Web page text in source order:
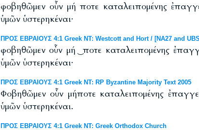
φοβηθῶμεν οὖν μή ποτε καταλειπομένης
ὑμῶν ὑστερηκέναι·
ΠΡΟΣ ΕΒΡΑΙΟΥΣ 4:1 Greek NT: Westcott and Hort / [NA27 and
φοβηθῶμεν οὖν μή ͜ ποτε καταλειπομένης
ὑμῶν ὑστερηκέναι·
ΠΡΟΣ ΕΒΡΑΙΟΥΣ 4:1 Greek NT: RP Byzantine Majority Text 2005
Φοβηθῶμεν οὖν μήποτε καταλειπομένης
ὑμῶν ὑστερηκέναι.
ΠΡΟΣ ΕΒΡΑΙΟΥΣ 4:1 Greek NT: Greek Orthodox Church